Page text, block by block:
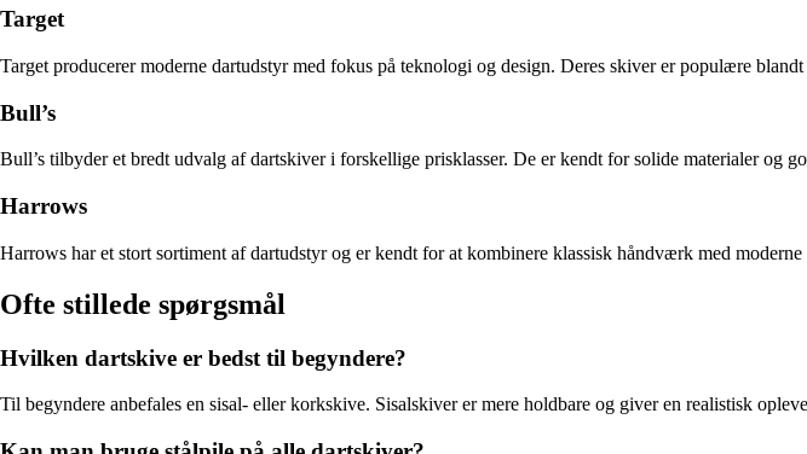
Target
Target producerer moderne dartudstyr med fokus på teknologi og design. Deres skiver er populære
Bull’s
Bull’s tilbyder et bredt udvalg af dartskiver i forskellige prisklasser. De er kendt for solide materialer og
Harrows
Harrows har et stort sortiment af dartudstyr og er kendt for at kombinere klassisk håndværk med
Ofte stillede spørgsmål
Hvilken dartskive er bedst til begyndere?
Til begyndere anbefales en sisal- eller korkskive. Sisalskiver er mere holdbare og giver en realistisk